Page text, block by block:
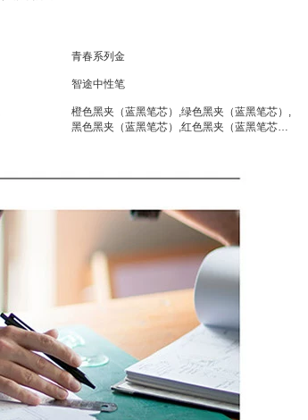
青春系列金
智途中性笔
橙色黑夹（蓝黑笔芯）,绿色黑夹（蓝黑笔芯）,
黑色黑夹（蓝黑笔芯）,红色黑夹（蓝黑笔芯）,